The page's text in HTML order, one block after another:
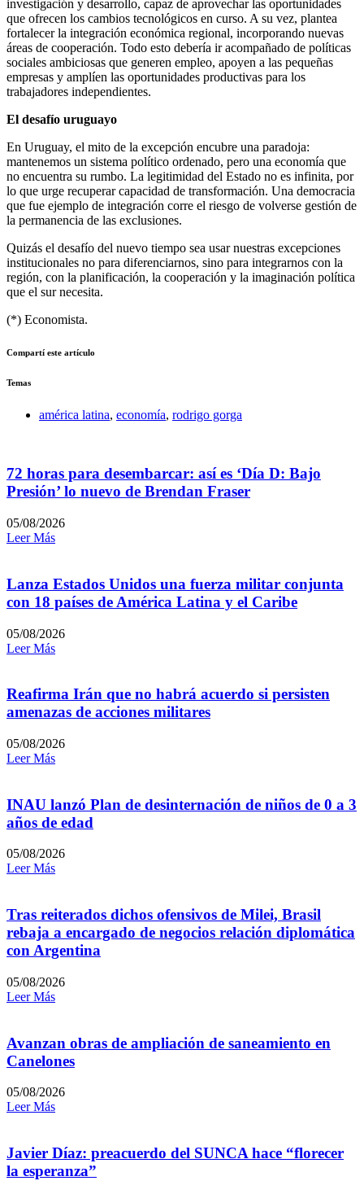
investigación y desarrollo, capaz de aprovechar las oportunidades
que ofrecen los cambios tecnológicos en curso. A su vez, plantea
fortalecer la integración económica regional, incorporando nuevas
áreas de cooperación. Todo esto debería ir acompañado de políticas
sociales ambiciosas que generen empleo, apoyen a las pequeñas
empresas y amplíen las oportunidades productivas para los
trabajadores independientes.
El desafío uruguayo
En Uruguay, el mito de la excepción encubre una paradoja:
mantenemos un sistema político ordenado, pero una economía que
no encuentra su rumbo. La legitimidad del Estado no es infinita, por
lo que urge recuperar capacidad de transformación. Una democracia
que fue ejemplo de integración corre el riesgo de volverse gestión de
la permanencia de las exclusiones.
Quizás el desafío del nuevo tiempo sea usar nuestras excepciones
institucionales no para diferenciarnos, sino para integrarnos con la
región, con la planificación, la cooperación y la imaginación política
que el sur necesita.
(*) Economista.
Compartí este artículo
Temas
américa latina, economía, rodrigo gorga
72 horas para desembarcar: así es ‘Día D: Bajo
Presión’ lo nuevo de Brendan Fraser
05/08/2026
Leer Más
Lanza Estados Unidos una fuerza militar conjunta
con 18 países de América Latina y el Caribe
05/08/2026
Leer Más
Reafirma Irán que no habrá acuerdo si persisten
amenazas de acciones militares
05/08/2026
Leer Más
INAU lanzó Plan de desinternación de niños de 0 a 3
años de edad
05/08/2026
Leer Más
Tras reiterados dichos ofensivos de Milei, Brasil
rebaja a encargado de negocios relación diplomática
con Argentina
05/08/2026
Leer Más
Avanzan obras de ampliación de saneamiento en
Canelones
05/08/2026
Leer Más
Javier Díaz: preacuerdo del SUNCA hace “florecer
la esperanza”